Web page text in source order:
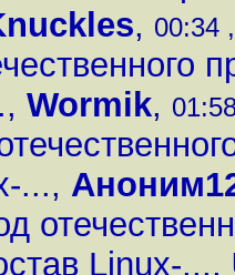
, 00:34
, Wormik,
...,
Linux-...,